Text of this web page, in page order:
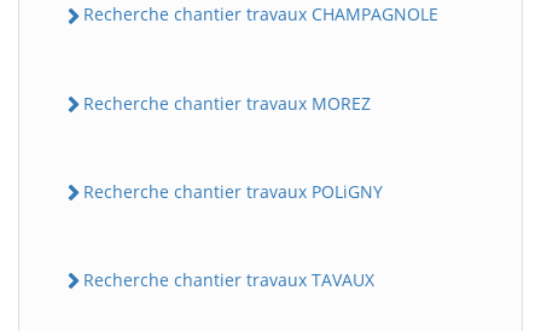
Recherche chantier travaux CHAMPAGNOLE
Recherche chantier travaux MOREZ
Recherche chantier travaux POLiGNY
Recherche chantier travaux TAVAUX